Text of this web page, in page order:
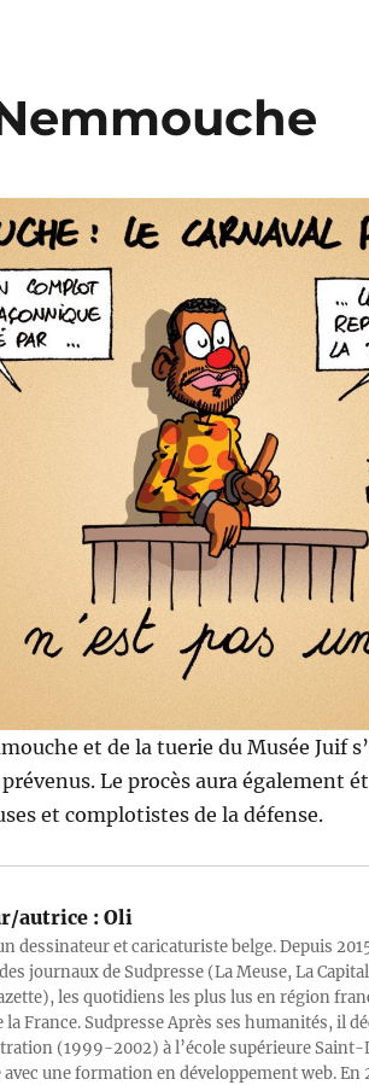
et de la tuerie du Musée Juif
Le procès aura également
et complotistes de la défense.
autrice :Oli
dessinateur et caricaturiste belge. Depuis
journaux de Sudpresse (La Meuse, La
les quotidiens les plus lus en région
la France. Sudpresse Après ses humanités, il
(1999-2002) à l’école supérieure Saint-
une formation en développement web. En